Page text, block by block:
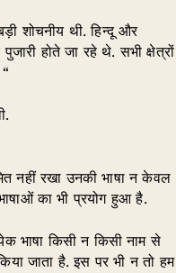
शोचनीय थी. हिन्दू और
होते जा रहे थे. सभी क्षेत्रों
नहीं रखा उनकी भाषा न केवल
का भी प्रयोग हुआ है.
भाषा किसी न किसी नाम से
जाता है. इस पर भी न तो हम